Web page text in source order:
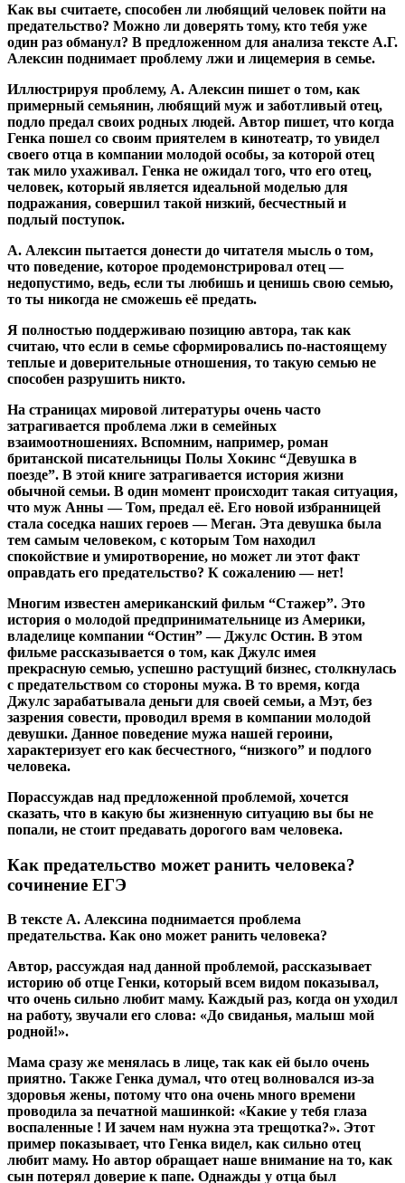
Как вы считаете, способен ли любящий человек пойти на
предательство? Можно ли доверять тому, кто тебя уже
один раз обманул? В предложенном для анализа тексте А.Г.
Алексин поднимает проблему лжи и лицемерия в семье.
Иллюстрируя проблему, А. Алексин пишет о том, как
примерный семьянин, любящий муж и заботливый отец,
подло предал своих родных людей. Автор пишет, что когда
Генка пошел со своим приятелем в кинотеатр, то увидел
своего отца в компании молодой особы, за которой отец
так мило ухаживал. Генка не ожидал того, что его отец,
человек, который является идеальной моделью для
подражания, совершил такой низкий, бесчестный и
подлый поступок.
А. Алексин пытается донести до читателя мысль о том,
что поведение, которое продемонстрировал отец —
недопустимо, ведь, если ты любишь и ценишь свою семью,
то ты никогда не сможешь её предать.
Я полностью поддерживаю позицию автора, так как
считаю, что если в семье сформировались по-настоящему
теплые и доверительные отношения, то такую семью не
способен разрушить никто.
На страницах мировой литературы очень часто
затрагивается проблема лжи в семейных
взаимоотношениях. Вспомним, например, роман
британской писательницы Полы Хокинс “Девушка в
поезде”. В этой книге затрагивается история жизни
обычной семьи. В один момент происходит такая ситуация,
что муж Анны — Том, предал её. Его новой избранницей
стала соседка наших героев — Меган. Эта девушка была
тем самым человеком, с которым Том находил
спокойствие и умиротворение, но может ли этот факт
оправдать его предательство? К сожалению — нет!
Многим известен американский фильм “Стажер”. Это
история о молодой предпринимательнице из Америки,
владелице компании “Остин” — Джулс Остин. В этом
фильме рассказывается о том, как Джулс имея
прекрасную семью, успешно растущий бизнес, столкнулась
с предательством со стороны мужа. В то время, когда
Джулс зарабатывала деньги для своей семьи, а Мэт, без
зазрения совести, проводил время в компании молодой
девушки. Данное поведение мужа нашей героини,
характеризует его как бесчестного, “низкого” и подлого
человека.
Порассуждав над предложенной проблемой, хочется
сказать, что в какую бы жизненную ситуацию вы бы не
попали, не стоит предавать дорогого вам человека.
Как предательство может ранить человека?
сочинение ЕГЭ
В тексте А. Алексина поднимается проблема
предательства. Как оно может ранить человека?
Автор, рассуждая над данной проблемой, рассказывает
историю об отце Генки, который всем видом показывал,
что очень сильно любит маму. Каждый раз, когда он уходил
на работу, звучали его слова: «До свиданья, малыш мой
родной!».
Мама сразу же менялась в лице, так как ей было очень
приятно. Также Генка думал, что отец волновался из-за
здоровья жены, потому что она очень много времени
проводила за печатной машинкой: «Какие у тебя глаза
воспаленные ! И зачем нам нужна эта трещотка?». Этот
пример показывает, что Генка видел, как сильно отец
любит маму. Но автор обращает наше внимание на то, как
сын потерял доверие к папе. Однажды у отца был